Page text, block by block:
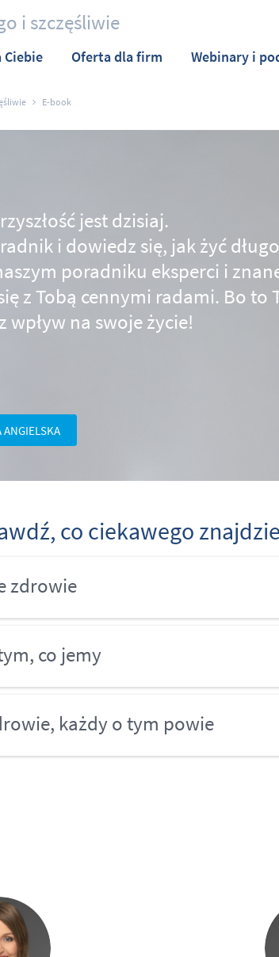
i szczęśliwie
Ciebie Oferta dla firm Webinary i
E-book
jest dzisiaj.
i dowiedz się, jak żyć
poradniku eksperci i
z Tobą cennymi radami. Bo to
wpływ na swoje życie!
co ciekawego
zdrowie
co jemy
każdy o tym powie